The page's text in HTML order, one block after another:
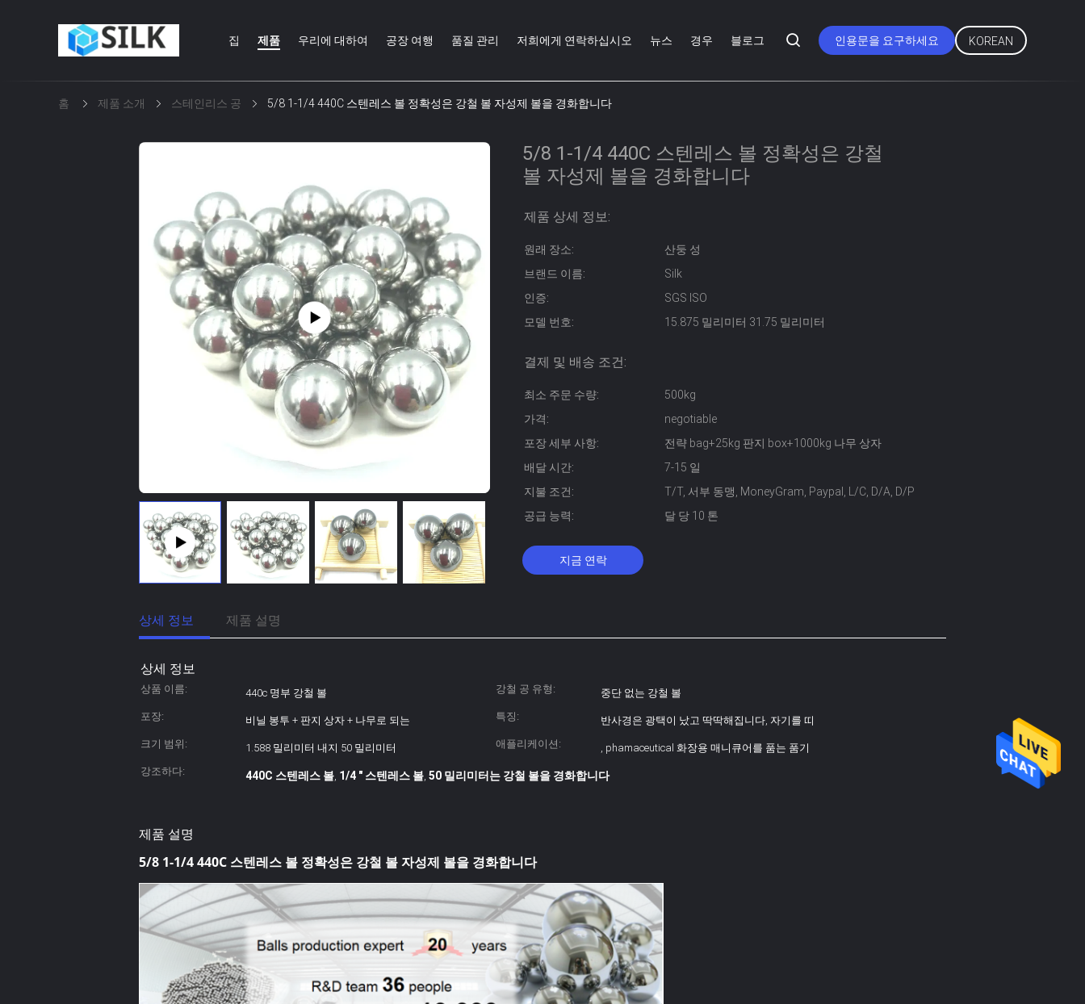
집 제품 우리에 대하여 공장 여행 품질 관리 저희에게 연락하십시오 뉴스 경우 블로그 인용문을 요구하세요 KOREAN
홈 제품 소개 스테인리스 공 5/8 1-1/4 440C 스텐레스 볼 정확성은 강철 볼 자성제 볼을 경화합니다
5/8 1-1/4 440C 스텐레스 볼 정확성은 강철
볼 자성제 볼을 경화합니다
제품 상세 정보:
원래 장소:
산둥 성
브랜드 이름:
Silk
인증:
SGS ISO
모델 번호:
15.875 밀리미터 31.75 밀리미터
결제 및 배송 조건:
최소 주문 수량:
500kg
가격:
negotiable
포장 세부 사항:
전략 bag+25kg 판지 box+1000kg 나무 상자
배달 시간:
7-15 일
지불 조건:
T/T, 서부 동맹, MoneyGram, Paypal, L/C, D/A, D/P
공급 능력:
달 당 10 톤
지금 연락
상세 정보 제품 설명
상세 정보
상품 이름: 440c 명부 강철 볼 강철 공 유형:
중단 없는 강철 볼
포장:
비닐 봉투 + 판지 상자 + 나무로 되는 특징:
반사경은 광택이 났고 딱딱해집니다, 자기를 띠
크기 범위:
1.588 밀리미터 내지 50 밀리미터 애플리케이션:
, phamaceutical 화장용 매니큐어를 품는 품기
강조하다:
440C 스텐레스 볼, 1/4 " 스텐레스 볼, 50 밀리미터는 강철 볼을 경화합니다
제품 설명
5/8 1-1/4 440C 스텐레스 볼 정확성은 강철 볼 자성제 볼을 경화합니다